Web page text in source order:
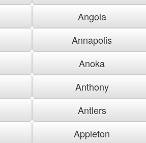
Angola
Annapolis
Anoka
Anthony
Antlers
Appleton